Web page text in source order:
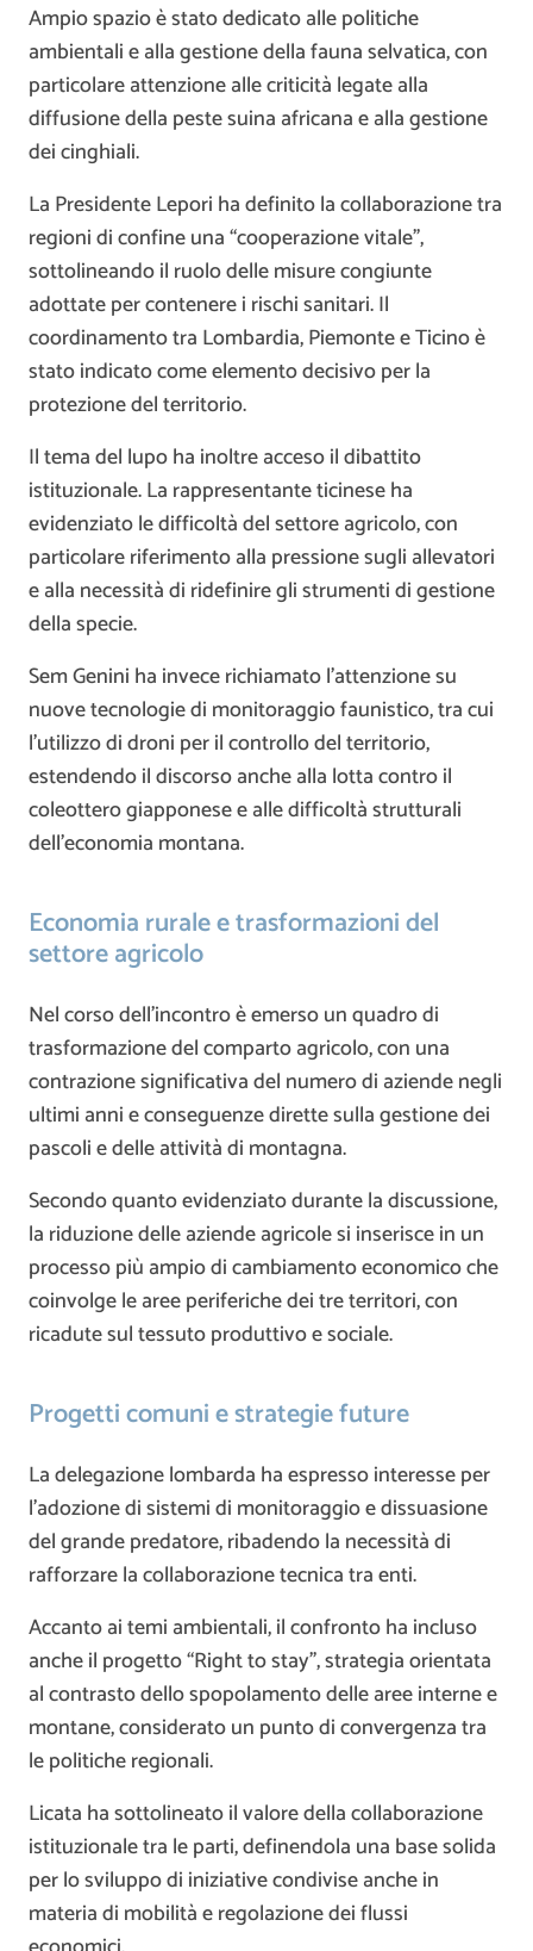
Ampio spazio è stato dedicato alle politiche
ambientali e alla gestione della fauna selvatica, con
particolare attenzione alle criticità legate alla
diffusione della peste suina africana e alla gestione
dei cinghiali.
La Presidente Lepori ha definito la collaborazione tra
regioni di confine una “cooperazione vitale”,
sottolineando il ruolo delle misure congiunte
adottate per contenere i rischi sanitari. Il
coordinamento tra Lombardia, Piemonte e Ticino è
stato indicato come elemento decisivo per la
protezione del territorio.
Il tema del lupo ha inoltre acceso il dibattito
istituzionale. La rappresentante ticinese ha
evidenziato le difficoltà del settore agricolo, con
particolare riferimento alla pressione sugli allevatori
e alla necessità di ridefinire gli strumenti di gestione
della specie.
Sem Genini ha invece richiamato l’attenzione su
nuove tecnologie di monitoraggio faunistico, tra cui
l’utilizzo di droni per il controllo del territorio,
estendendo il discorso anche alla lotta contro il
coleottero giapponese e alle difficoltà strutturali
dell’economia montana.
Economia rurale e trasformazioni del
settore agricolo
Nel corso dell’incontro è emerso un quadro di
trasformazione del comparto agricolo, con una
contrazione significativa del numero di aziende negli
ultimi anni e conseguenze dirette sulla gestione dei
pascoli e delle attività di montagna.
Secondo quanto evidenziato durante la discussione,
la riduzione delle aziende agricole si inserisce in un
processo più ampio di cambiamento economico che
coinvolge le aree periferiche dei tre territori, con
ricadute sul tessuto produttivo e sociale.
Progetti comuni e strategie future
La delegazione lombarda ha espresso interesse per
l’adozione di sistemi di monitoraggio e dissuasione
del grande predatore, ribadendo la necessità di
rafforzare la collaborazione tecnica tra enti.
Accanto ai temi ambientali, il confronto ha incluso
anche il progetto “Right to stay”, strategia orientata
al contrasto dello spopolamento delle aree interne e
montane, considerato un punto di convergenza tra
le politiche regionali.
Licata ha sottolineato il valore della collaborazione
istituzionale tra le parti, definendola una base solida
per lo sviluppo di iniziative condivise anche in
materia di mobilità e regolazione dei flussi